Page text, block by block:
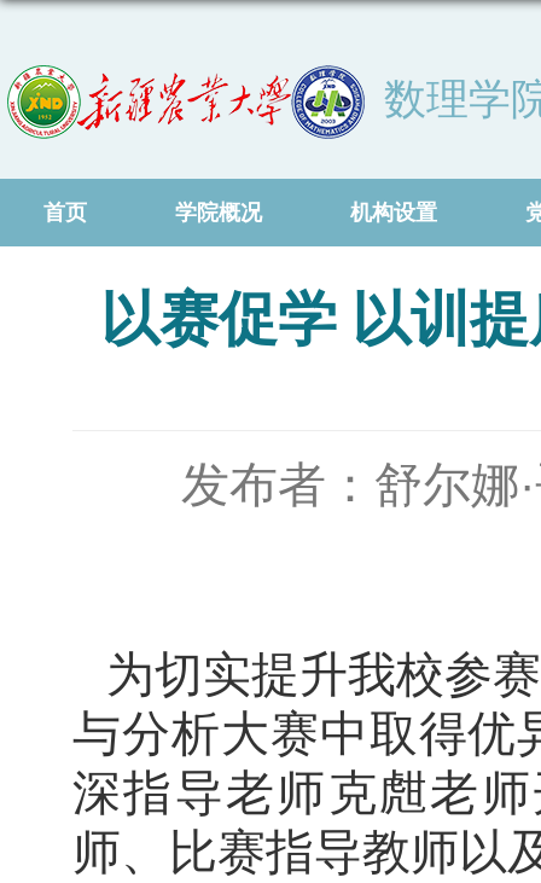
数理学
首页 学院概况 机构设置
以赛促学 以训
发布者：舒尔娜
为切实提升我校参
与分析大赛中取得优
深指导老师克甝老
师、比赛指导教师以